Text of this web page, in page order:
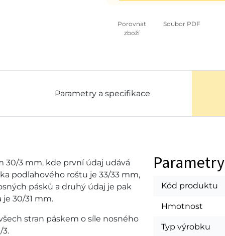
Porovnat
zboží
Soubor PDF
Parametry a specifikace
30/3 mm, kde první údaj udává
podlahového roštu je 33/33 mm,
pásků a druhý údaj je pak
30/31 mm.
stran páskem o síle nosného
3.
Parametry
Kód produktu
Hmotnost
Typ výrobku